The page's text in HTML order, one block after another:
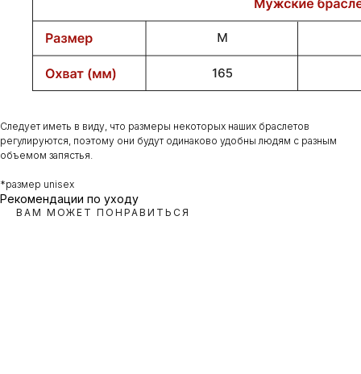
Следует иметь в виду, что размеры некоторых наших браслетов
регулируются, поэтому они будут одинаково удобны людям с разным
объемом запястья.
*размер unisex
Рекомендации по уходу
ВАМ МОЖЕТ ПОНРАВИТЬСЯ